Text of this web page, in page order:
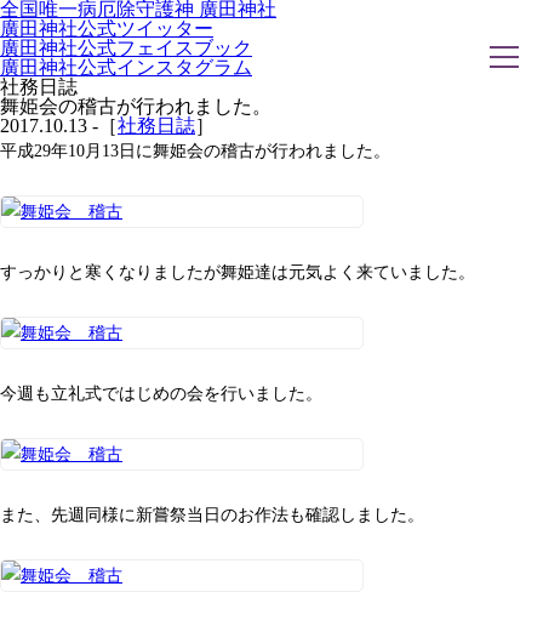
全国唯一病厄除守護神 廣田神社
ホーム
廣田神社について
お願いごと
採用情報
古墳型合葬
水子葬
お問い合わせ
廣田神社公式ツイッター
廣田神社公式フェイスブック
廣田神社公式インスタグラム
社務日誌
舞姫会の稽古が行われました。
2017.10.13 -［社務日誌］
平成29年10月13日に舞姫会の稽古が行われました。
すっかりと寒くなりましたが舞姫達は元気よく来ていました。
今週も立礼式ではじめの会を行いました。
また、先週同様に新嘗祭当日のお作法も確認しました。